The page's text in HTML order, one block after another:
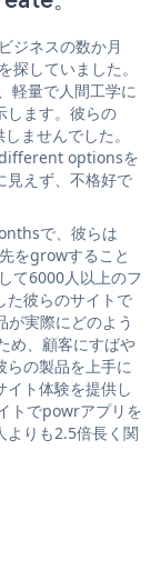
ジネスの数か月
していました。
軽量で人間工学に
します。彼らの
ませんでした。
optionsを
見えず、不格好で
で、彼らは
をgrowすること
て6000人以上のフ
た彼らのサイトで
実際にどのよう
め、顧客にすばや
らの製品を上手に
ト体験を提供し
トでpowrアプリを
よりも2.5倍長く関